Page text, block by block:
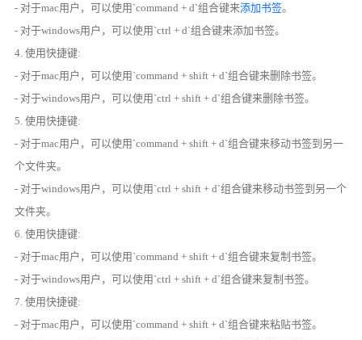
- 对于mac用户，可以使用`command + d`组合键来添加书签。
- 对于windows用户，可以使用`ctrl + d`组合键来添加书签。
4. 使用快捷键:
- 对于mac用户，可以使用`command + shift + d`组合键来删除书签。
- 对于windows用户，可以使用`ctrl + shift + d`组合键来删除书签。
5. 使用快捷键:
- 对于mac用户，可以使用`command + shift + d`组合键来移动书签到另一
个文件夹。
- 对于windows用户，可以使用`ctrl + shift + d`组合键来移动书签到另一个
文件夹。
6. 使用快捷键:
- 对于mac用户，可以使用`command + shift + d`组合键来复制书签。
- 对于windows用户，可以使用`ctrl + shift + d`组合键来复制书签。
7. 使用快捷键:
- 对于mac用户，可以使用`command + shift + d`组合键来粘贴书签。